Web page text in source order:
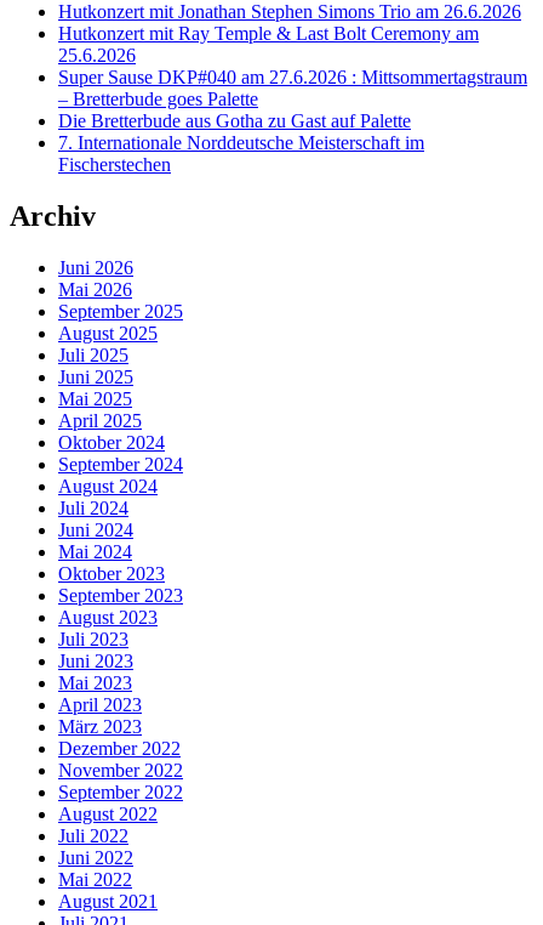
Hutkonzert mit Jonathan Stephen Simons Trio am 26.6.2026
Hutkonzert mit Ray Temple & Last Bolt Ceremony am
25.6.2026
Super Sause DKP#040 am 27.6.2026 : Mittsommertagstraum
– Bretterbude goes Palette
Die Bretterbude aus Gotha zu Gast auf Palette
7. Internationale Norddeutsche Meisterschaft im
Fischerstechen
Archiv
Juni 2026
Mai 2026
September 2025
August 2025
Juli 2025
Juni 2025
Mai 2025
April 2025
Oktober 2024
September 2024
August 2024
Juli 2024
Juni 2024
Mai 2024
Oktober 2023
September 2023
August 2023
Juli 2023
Juni 2023
Mai 2023
April 2023
März 2023
Dezember 2022
November 2022
September 2022
August 2022
Juli 2022
Juni 2022
Mai 2022
August 2021